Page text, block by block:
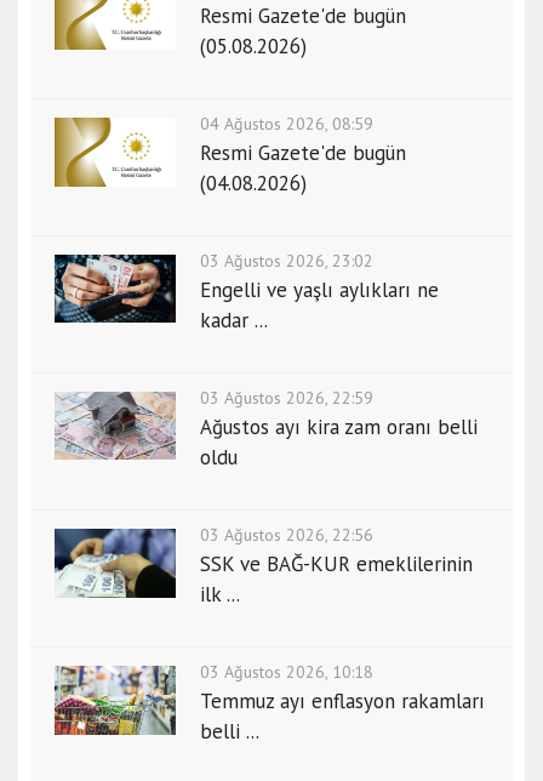
Resmi Gazete'de bugün
(05.08.2026)
04 Ağustos 2026, 08:59
Resmi Gazete'de bugün
(04.08.2026)
03 Ağustos 2026, 23:02
Engelli ve yaşlı aylıkları ne
kadar ...
03 Ağustos 2026, 22:59
Ağustos ayı kira zam oranı belli
oldu
03 Ağustos 2026, 22:56
SSK ve BAĞ-KUR emeklilerinin
ilk ...
03 Ağustos 2026, 10:18
Temmuz ayı enflasyon rakamları
belli ...